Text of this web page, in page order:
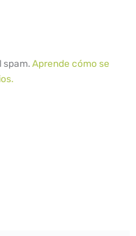
spam.Aprende cómo se